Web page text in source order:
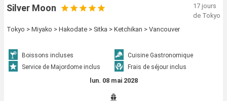
Silver Moon
17 jours
de Tokyo
Tokyo > Miyako > Hakodate > Sitka > Ketchikan > Vancouver
Boissons incluses
Cuisine Gastronomique
Service de Majordome inclus
Frais de séjour inclus
lun. 08 mai 2028